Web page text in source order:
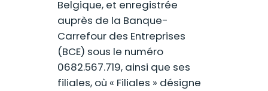
Belgique, et enregistrée
auprès de la Banque-
Carrefour des Entreprises
(BCE) sous le numéro
0682.567.719, ainsi que ses
filiales, où « Filiales » désigne